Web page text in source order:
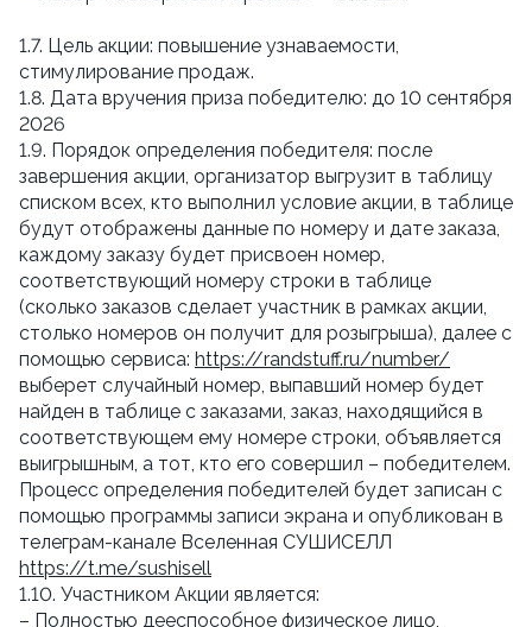
1.7. Цель акции: повышение узнаваемости,
стимулирование продаж.
1.8. Дата вручения приза победителю: до 10 сентября
2026
1.9. Порядок определения победителя: после
завершения акции, организатор выгрузит в таблицу
списком всех, кто выполнил условие акции, в таблице
будут отображены данные по номеру и дате заказа,
каждому заказу будет присвоен номер,
соответствующий номеру строки в таблице
(сколько заказов сделает участник в рамках акции,
столько номеров он получит для розыгрыша), далее с
помощью сервиса: https://randstuff.ru/number/
выберет случайный номер, выпавший номер будет
найден в таблице с заказами, заказ, находящийся в
соответствующем ему номере строки, объявляется
выигрышным, а тот, кто его совершил – победителем.
Процесс определения победителей будет записан с
помощью программы записи экрана и опубликован в
телеграм-канале Вселенная СУШИСЕЛЛ
https://t.me/sushisell
1.10. Участником Акции является:
– Полностью дееспособное физическое лицо,